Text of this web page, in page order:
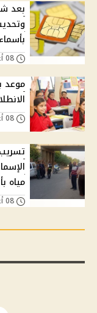
بعد
مياه